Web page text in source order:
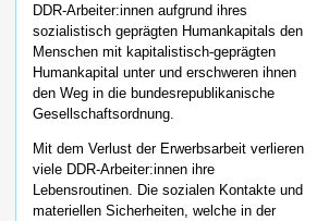
DDR-Arbeiter:innen aufgrund ihres
sozialistisch geprägten Humankapitals den
Menschen mit kapitalistisch-geprägten
Humankapital unter und erschweren ihnen
den Weg in die bundesrepublikanische
Gesellschaftsordnung.
Mit dem Verlust der Erwerbsarbeit verlieren
viele DDR-Arbeiter:innen ihre
Lebensroutinen. Die sozialen Kontakte und
materiellen Sicherheiten, welche in der